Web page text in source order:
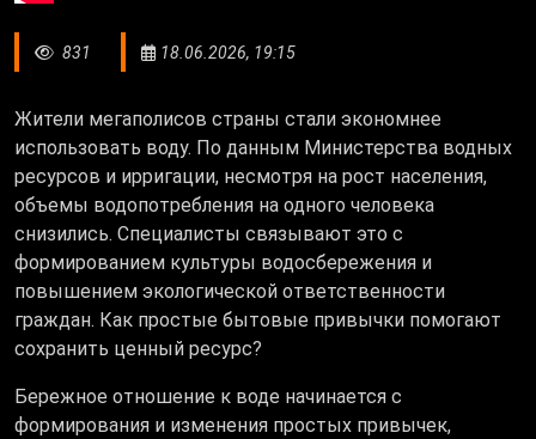
831 18.06.2026, 19:15
Жители мегаполисов страны стали экономнее
использовать воду. По данным Министерства водных
ресурсов и ирригации, несмотря на рост населения,
объемы водопотребления на одного человека
снизились. Специалисты связывают это с
формированием культуры водосбережения и
повышением экологической ответственности
граждан. Как простые бытовые привычки помогают
сохранить ценный ресурс?
Бережное отношение к воде начинается с
формирования и изменения простых привычек,